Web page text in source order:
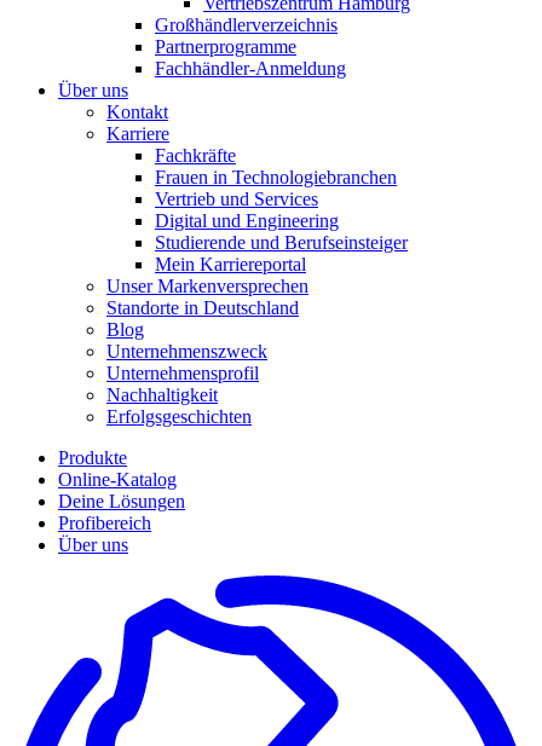
Großhändlerverzeichnis
Partnerprogramme
Fachhändler-Anmeldung
Über uns
Kontakt
Karriere
Fachkräfte
Frauen in Technologiebranchen
Vertrieb und Services
Digital und Engineering
Studierende und Berufseinsteiger
Mein Karriereportal
Unser Markenversprechen
Standorte in Deutschland
Blog
Unternehmenszweck
Unternehmensprofil
Nachhaltigkeit
Erfolgsgeschichten
Produkte
Online-Katalog
Deine Lösungen
Profibereich
Über uns